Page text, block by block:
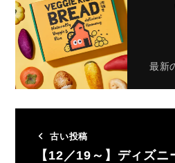
最新
古い投稿
【12／19～】ディズニ